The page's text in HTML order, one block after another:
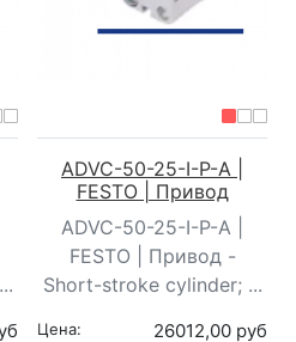
ADVC-50-25-I-P-A |
FESTO | Привод
ADVC-50-25-I-P-A |
FESTO | Привод -
Short-stroke cylinder; ...
Цена: 26012,00 руб